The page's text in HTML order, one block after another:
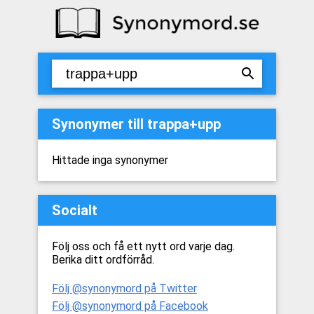
Synonymer till trappa+upp
Hittade inga synonymer
Socialt
Följ oss och få ett nytt ord varje dag.
Berika ditt ordförråd.
Följ @synonymord på Twitter
Följ @synonymord på Facebook